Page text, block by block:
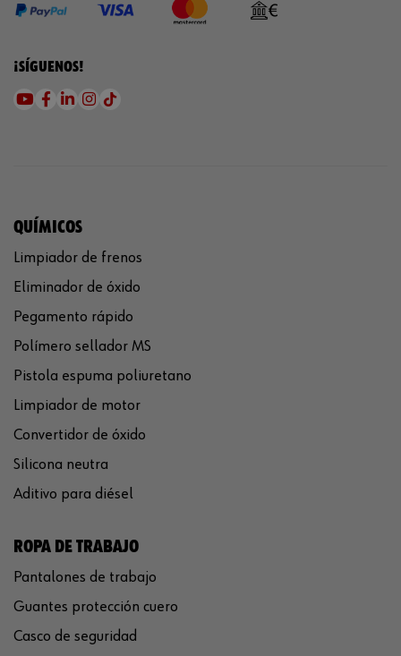
¡SÍGUENOS!
QUÍMICOS
Limpiador de frenos
Eliminador de óxido
Pegamento rápido
Polímero sellador MS
Pistola espuma poliuretano
Limpiador de motor
Convertidor de óxido
Silicona neutra
Aditivo para diésel
ROPA DE TRABAJO
Pantalones de trabajo
Guantes protección cuero
Casco de seguridad